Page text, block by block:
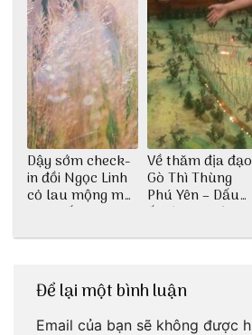
Dậy sớm check-
in đồi Ngọc Linh
cỏ lau mộng mơ
tại Huế nè bạn
Về thăm địa đạo
Gò Thì Thùng
Phú Yên – Dấu
ấn lịch sử còn
Để lại một bình luận
Email của bạn sẽ không được